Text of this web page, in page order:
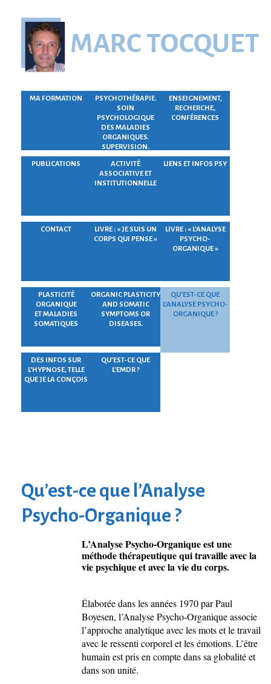
MA FORMATION
PSYCHOTHÉRAPIE.
SOIN
PSYCHOLOGIQUE
DES MALADIES
ORGANIQUES.
SUPERVISION.
ENSEIGNEMENT,
RECHERCHE,
CONFÉRENCES
PUBLICATIONS
ACTIVITÉ
ASSOCIATIVE ET
INSTITUTIONNELLE
LIENS ET INFOS PSY
CONTACT
LIVRE : « JE SUIS UN
CORPS QUI PENSE »
LIVRE : « L’ANALYSE
PSYCHO-
ORGANIQUE »
PLASTICITÉ
ORGANIQUE
ET MALADIES
SOMATIQUES
ORGANIC PLASTICITY
AND SOMATIC
SYMPTOMS OR
DISEASES.
QU’EST-CE QUE
L’ANALYSE PSYCHO-
ORGANIQUE ?
DES INFOS SUR
L’HYPNOSE, TELLE
QUE JE LA CONÇOIS
QU’EST-CE QUE
L’EMDR ?
Qu’est-ce que l’Analyse
Psycho-Organique ?
L’Analyse Psycho-Organique est une
méthode thérapeutique qui travaille avec la
vie psychique et avec la vie du corps.
Élaborée dans les années 1970 par Paul
Boyesen, l’Analyse Psycho-Organique associe
l’approche analytique avec les mots et le travail
avec le ressenti corporel et les émotions. L’être
humain est pris en compte dans sa globalité et
dans son unité.